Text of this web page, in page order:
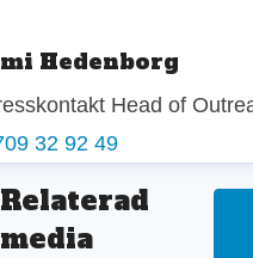
Hedenborg
Head of
32 92 49
Relaterad
media